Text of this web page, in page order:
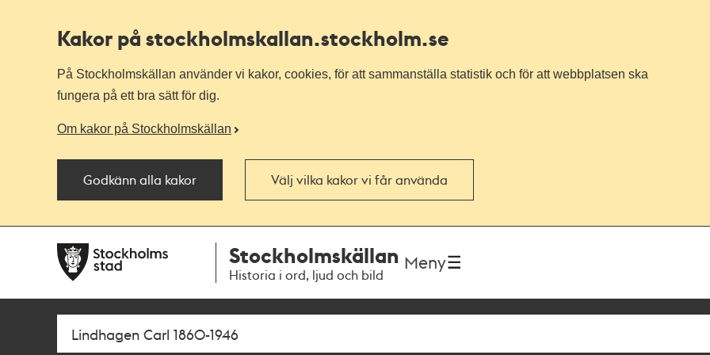
Kakor på stockholmskallan.stockholm.se
På Stockholmskällan använder vi kakor, cookies, för att sammanställa statistik och för att webbplatsen ska
fungera på ett bra sätt för dig.
Om kakor på Stockholmskällan
Godkänn alla kakor Välj vilka kakor vi får använda
navigationen
huvudinnehållet
Stockholmskällan
Historia i ord, ljud och bild
Meny
Sök